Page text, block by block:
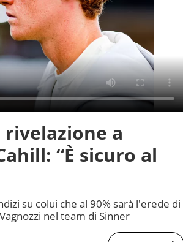
a
“È sicuro al
su colui che al 90% sarà l'erede di
nel team di Sinner